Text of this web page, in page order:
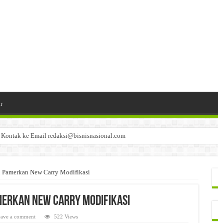
ke Email redaksi@bisnisnasional.com
New Carry Modifikasi
New Carry Modifikasi
a comment 522 Views